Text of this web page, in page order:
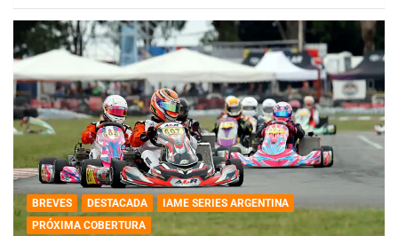
BREVES DESTACADA
IAME SERIES ARGENTINA
PRÓXIMA COBERTURA